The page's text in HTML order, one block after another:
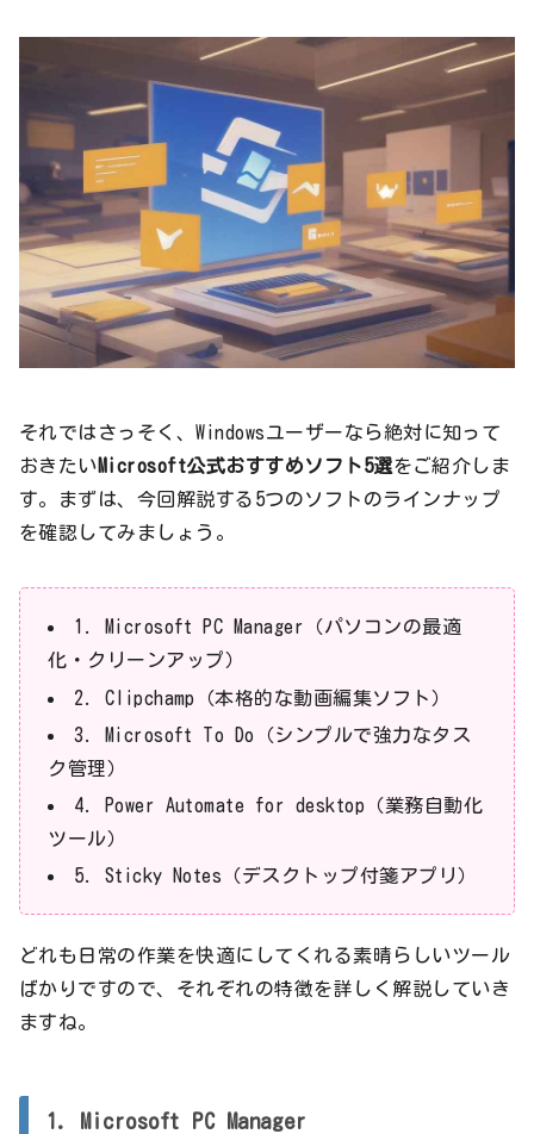
それではさっそく、Windowsユーザーなら絶対に知って
おきたいMicrosoft公式おすすめソフト5選をご紹介しま
す。まずは、今回解説する5つのソフトのラインナップ
を確認してみましょう。
1. Microsoft PC Manager（パソコンの最適
化・クリーンアップ）
2. Clipchamp（本格的な動画編集ソフト）
3. Microsoft To Do（シンプルで強力なタス
ク管理）
4. Power Automate for desktop（業務自動化
ツール）
5. Sticky Notes（デスクトップ付箋アプリ）
どれも日常の作業を快適にしてくれる素晴らしいツール
ばかりですので、それぞれの特徴を詳しく解説していき
ますね。
1. Microsoft PC Manager